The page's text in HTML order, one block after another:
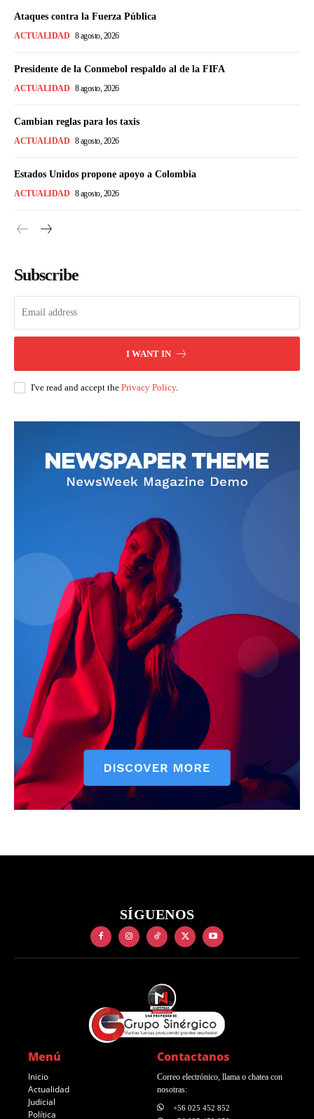
Ataques contra la Fuerza Pública
ACTUALIDAD 8 agosto, 2026
Presidente de la Conmebol respaldo al de la FIFA
ACTUALIDAD 8 agosto, 2026
Cambian reglas para los taxis
ACTUALIDAD 8 agosto, 2026
Estados Unidos propone apoyo a Colombia
ACTUALIDAD 8 agosto, 2026
Subscribe
I WANT IN
I've read and accept the Privacy Policy.
SÍGUENOS
Menú
Inicio
Actualidad
Judicial
Política
Contactanos
Correo electrónico, llama o chatea con
nosotras:
+56 025 452 852